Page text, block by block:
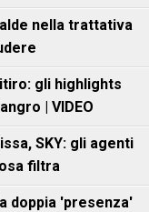
nella trattativa
gli highlights
| VIDEO
SKY: gli agenti
filtra
doppia 'presenza'